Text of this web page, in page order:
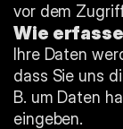
vor dem
Wie
Ihre Daten
dass Sie uns
B. um Daten
eingeben.